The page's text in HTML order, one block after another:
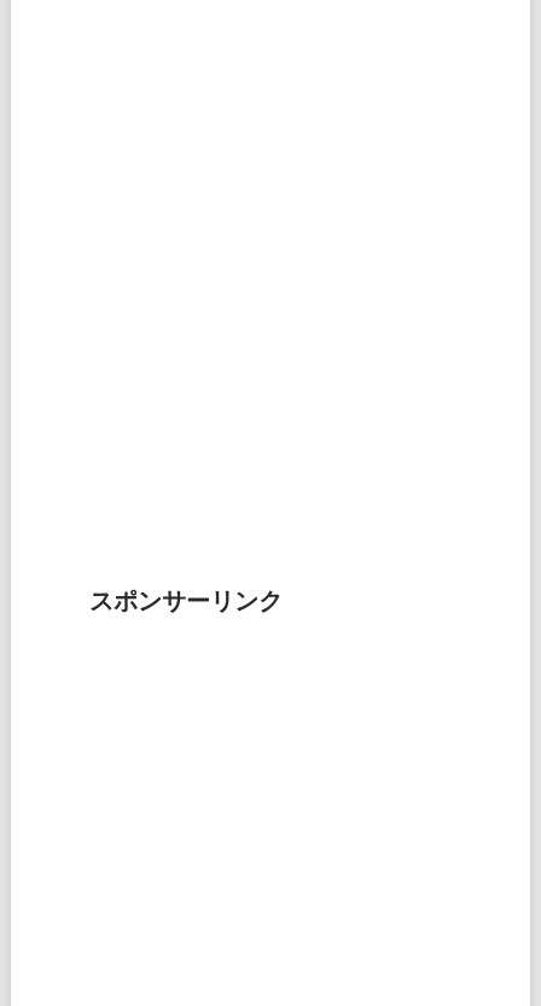
スポンサーリンク